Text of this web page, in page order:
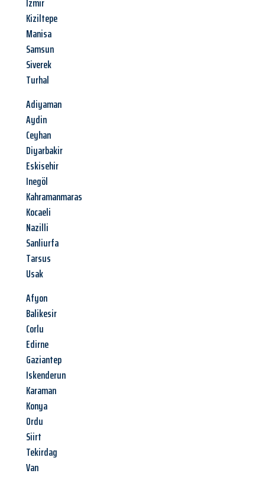
Kiziltepe
Manisa
Samsun
Siverek
Turhal
Adiyaman
Aydin
Ceyhan
Diyarbakir
Eskisehir
Inegöl
Kahramanmaras
Kocaeli
Nazilli
Sanliurfa
Tarsus
Usak
Afyon
Balikesir
Corlu
Edirne
Gaziantep
Iskenderun
Karaman
Konya
Ordu
Siirt
Tekirdag
Van